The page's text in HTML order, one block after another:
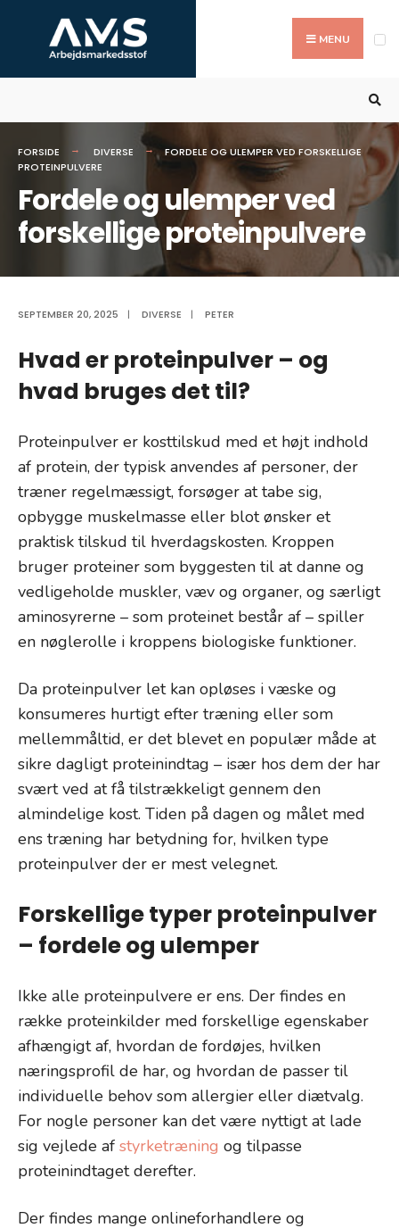
MENU
FORSIDE DIVERSE
FORDELE OG ULEMPER VED FORSKELLIGE
PROTEINPULVERE
Fordele og ulemper ved
forskellige proteinpulvere
SEPTEMBER 20, 2025 | DIVERSE | PETER
Hvad er proteinpulver – og
hvad bruges det til?
Proteinpulver er kosttilskud med et højt indhold
af protein, der typisk anvendes af personer, der
træner regelmæssigt, forsøger at tabe sig,
opbygge muskelmasse eller blot ønsker et
praktisk tilskud til hverdagskosten. Kroppen
bruger proteiner som byggesten til at danne og
vedligeholde muskler, væv og organer, og særligt
aminosyrerne – som proteinet består af – spiller
en nøglerolle i kroppens biologiske funktioner.
Da proteinpulver let kan opløses i væske og
konsumeres hurtigt efter træning eller som
mellemmåltid, er det blevet en populær måde at
sikre dagligt proteinindtag – især hos dem der har
svært ved at få tilstrækkeligt gennem den
almindelige kost. Tiden på dagen og målet med
ens træning har betydning for, hvilken type
proteinpulver der er mest velegnet.
Forskellige typer proteinpulver
– fordele og ulemper
Ikke alle proteinpulvere er ens. Der findes en
række proteinkilder med forskellige egenskaber
afhængigt af, hvordan de fordøjes, hvilken
næringsprofil de har, og hvordan de passer til
individuelle behov som allergier eller diætvalg.
For nogle personer kan det være nyttigt at lade
sig vejlede af styrketræning og tilpasse
proteinindtaget derefter.
Der findes mange onlineforhandlere og
for: